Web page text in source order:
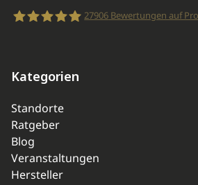
27906Bewertungen auf
Kategorien
Standorte
Ratgeber
Blog
Veranstaltungen
Hersteller